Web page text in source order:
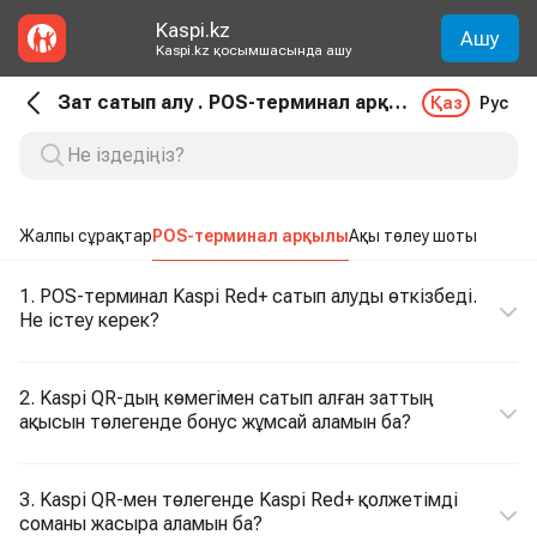
Kaspi.kz
Kaspi.kz қосымшасында ашу Ашу
Зат сатып алу . POS-терминал арқылы Қаз Рус
Жалпы сұрақтарPOS-терминал арқылыАқы төлеу шоты
1. POS-терминал Kaspi Red+ сатып алуды өткізбеді.
Не істеу керек?
2. Kaspi QR-дың көмегімен сатып алған заттың
ақысын төлегенде бонус жұмсай аламын ба?
3. Kaspi QR-мен төлегенде Kaspi Red+ қолжетімді
соманы жасыра аламын ба?